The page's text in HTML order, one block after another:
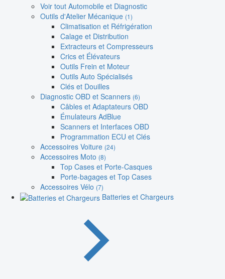
Voir tout Automobile et Diagnostic
Outils d'Atelier Mécanique (1)
Climatisation et Réfrigération
Calage et Distribution
Extracteurs et Compresseurs
Crics et Élévateurs
Outils Frein et Moteur
Outils Auto Spécialisés
Clés et Douilles
Diagnostic OBD et Scanners (6)
Câbles et Adaptateurs OBD
Émulateurs AdBlue
Scanners et Interfaces OBD
Programmation ECU et Clés
Accessoires Voiture (24)
Accessoires Moto (8)
Top Cases et Porte-Casques
Porte-bagages et Top Cases
Accessoires Vélo (7)
Batteries et Chargeurs